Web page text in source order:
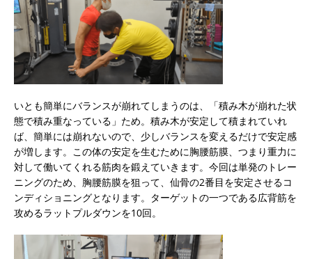
いとも簡単にバランスが崩れてしまうのは、「積み木が崩れた状
態で積み重なっている」ため。積み木が安定して積まれていれ
ば、簡単には崩れないので、少しバランスを変えるだけで安定感
が増します。この体の安定を生むために胸腰筋膜、つまり重力に
対して働いてくれる筋肉を鍛えていきます。今回は単発のトレー
ニングのため、胸腰筋膜を狙って、仙骨の2番目を安定させるコ
ンディショニングとなります。ターゲットの一つである広背筋を
攻めるラットプルダウンを10回。